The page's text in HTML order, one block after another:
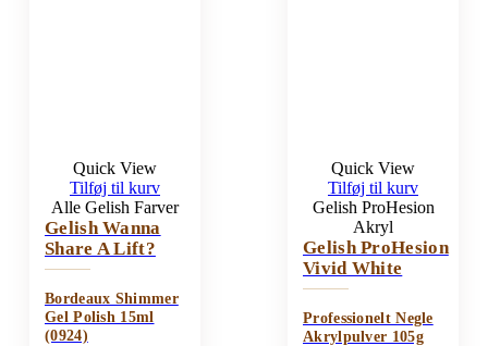
Quick View
Tilføj til kurv
Alle Gelish Farver
Gelish Wanna
Share A Lift?
Bordeaux Shimmer
Gel Polish 15ml
(0924)
Quick View
Tilføj til kurv
Gelish ProHesion
Akryl
Gelish ProHesion
Vivid White
Professionelt Negle
Akrylpulver 105g